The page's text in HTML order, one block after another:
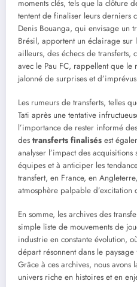
moments clés, tels que la clôture
tentent de finaliser leurs derniers
Denis Bouanga, qui envisage un
Brésil, apportent un éclairage
ailleurs, des échecs de transferts,
avec le Pau FC, rappellent que le
jalonné de surprises et
Les rumeurs de transferts, telles
Tati après une tentative
l’importance de rester informé
des transferts finalisés est
analyser l’impact des
équipes et à anticiper les
transfert, en France, en
atmosphère palpable
En somme, les archives des
simple liste de mouvements de
industrie en constante évolution,
départ résonnent dans le
Grâce à ces archives, nous
univers riche en histoires et en